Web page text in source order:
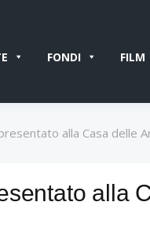
FONDI FILM
alla Casa delle
alla